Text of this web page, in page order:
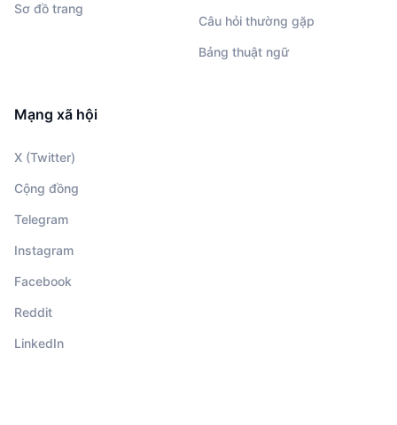
Sơ đồ trang
Câu hỏi thường gặp
Bảng thuật ngữ
Mạng xã hội
X (Twitter)
Cộng đồng
Telegram
Instagram
Facebook
Reddit
LinkedIn